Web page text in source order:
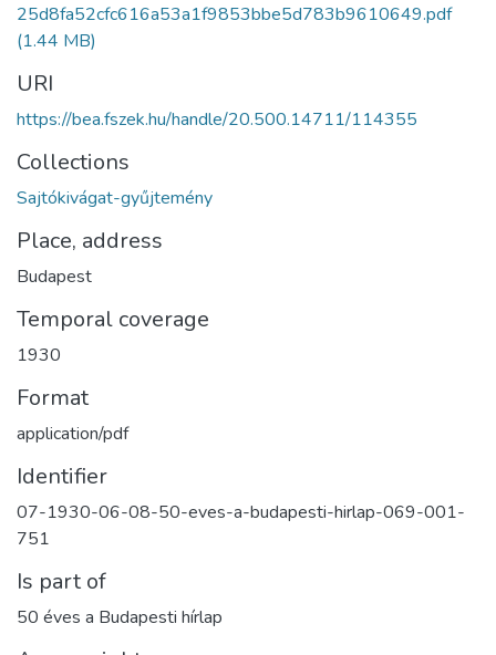
25d8fa52cfc616a53a1f9853bbe5d783b9610649.pdf
(1.44 MB)
URI
https://bea.fszek.hu/handle/20.500.14711/114355
Collections
Sajtókivágat-gyűjtemény
Place, address
Budapest
Temporal coverage
1930
Format
application/pdf
Identifier
07-1930-06-08-50-eves-a-budapesti-hirlap-069-001-
751
Is part of
50 éves a Budapesti hírlap